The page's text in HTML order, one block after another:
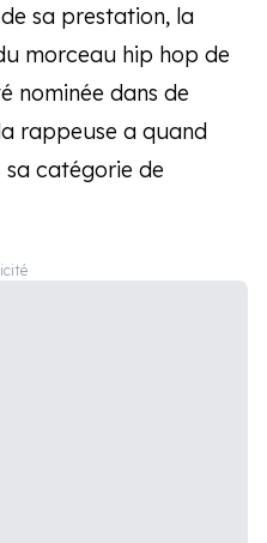
sa prestation, la
morceau hip hop de
nominée dans de
rappeuse a quand
sa catégorie de